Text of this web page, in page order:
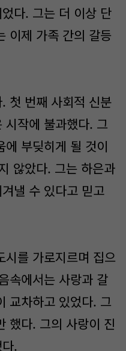
다. 그는 더 이상 단
이제 가족 간의 갈등
첫 번째 사회적 신분
시작에 불과했다. 그
에 부딪히게 될 것이
않았다. 그는 하은과
낼 수 있다고 믿고
를 가로지르며 집으
속에서는 사랑과 갈
교차하고 있었다. 그
했다. 그의 사랑이 진
.